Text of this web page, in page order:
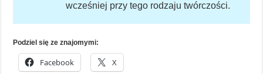
wcześniej przy tego rodzaju twórczości.
Podziel się ze znajomymi:
Facebook X